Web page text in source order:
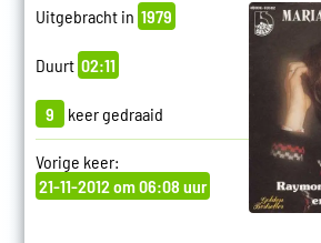
Uitgebracht in 1979
Duurt 02:11
9 keer gedraaid
Vorige keer:
21-11-2012 om 06:08 uur